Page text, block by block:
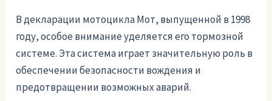
В декларации мотоцикла Мот, выпущенной в 1998
году, особое внимание уделяется его тормозной
системе. Эта система играет значительную роль в
обеспечении безопасности вождения и
предотвращении возможных аварий.